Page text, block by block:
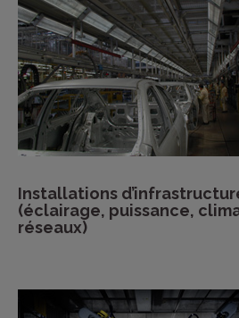
Installations
(éclairage, puissance,
réseaux)